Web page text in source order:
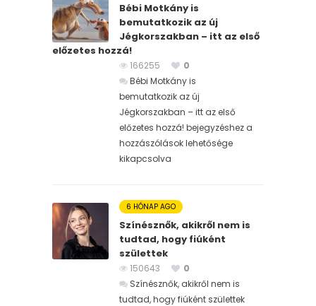
Bébi Motkány is
bemutatkozik az új
Jégkorszakban – itt az első
előzetes hozzá!
166255
0
Bébi Motkány is
bemutatkozik az új
Jégkorszakban – itt az első
előzetes hozzá! bejegyzéshez a
hozzászólások lehetősége
kikapcsolva
6 HÓNAP AGO
Színésznők, akikről nem is
tudtad, hogy fiúként
születtek
150643
0
Színésznők, akikről nem is
tudtad, hogy fiúként születtek